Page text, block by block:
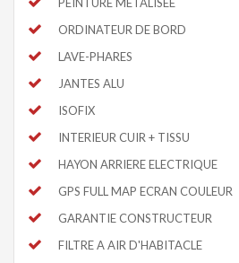
ORDINATEUR DE BORD
LAVE-PHARES
JANTES ALU
ISOFIX
INTERIEUR CUIR + TISSU
HAYON ARRIERE ELECTRIQUE
GPS FULL MAP ECRAN COULEUR
GARANTIE CONSTRUCTEUR
FILTRE A AIR D'HABITACLE